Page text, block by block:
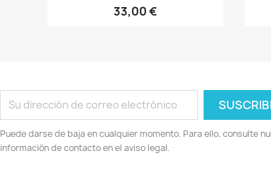
33,00 €
Puede darse de baja en cualquier momento. Para ello, consulte
información de contacto en el aviso legal.